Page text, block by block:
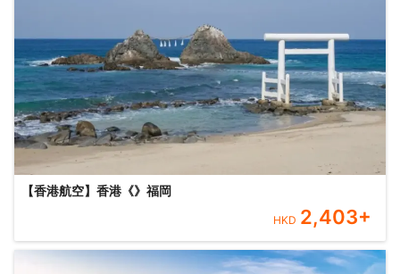
【香港航空】香港《》福岡
HKD 2,403+